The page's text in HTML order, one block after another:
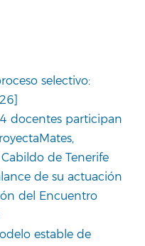
selectivo:
docentes participan
de Tenerife
de su actuación
del Encuentro
estable de